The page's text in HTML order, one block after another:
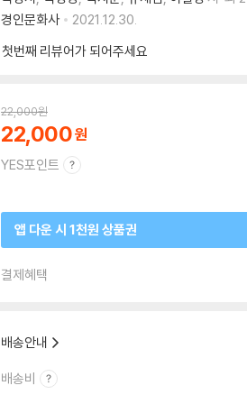
경인문화사
2021.12.30.
첫번째 리뷰어가 되어주세요
22,000원
22,000
YES포인트
앱 다운 시 1천원 상품권
결제혜택
배송안내
배송비